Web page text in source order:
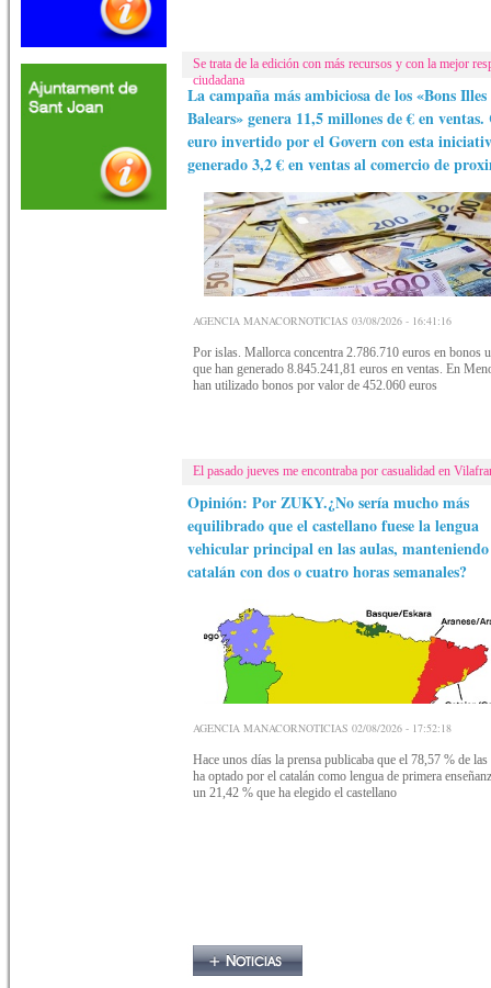
Se trata de la edición con más recursos y con la mejor
ciudadana
La campaña más ambiciosa de los «Bons Illes
Balears» genera 11,5 millones de € en ventas.
euro invertido por el Govern con esta
generado 3,2 € en ventas al comercio de
AGENCIA MANACORNOTICIAS 03/08/2026 - 16:41:16
Por islas. Mallorca concentra 2.786.710 euros en bonos
que han generado 8.845.241,81 euros en ventas. En
han utilizado bonos por valor de 452.060 euros
El pasado jueves me encontraba por casualidad en
Opinión: Por ZUKY.¿No sería mucho más
equilibrado que el castellano fuese la lengua
vehicular principal en las aulas,
catalán con dos o cuatro horas semanales?
AGENCIA MANACORNOTICIAS 02/08/2026 - 17:52:18
Hace unos días la prensa publicaba que el 78,57 % de
ha optado por el catalán como lengua de primera
un 21,42 % que ha elegido el castellano